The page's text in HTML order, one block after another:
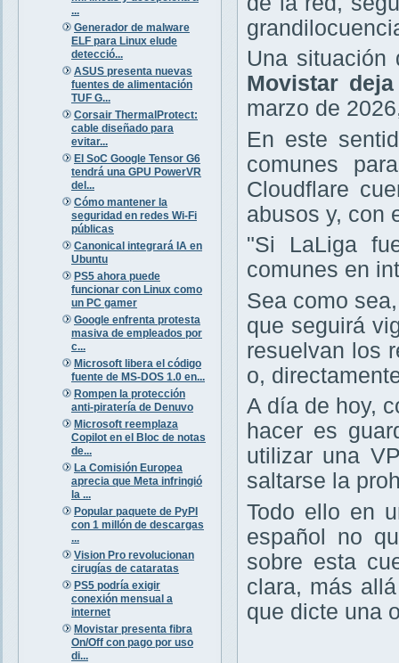
...
Generador de malware
ELF para Linux elude
detecció...
ASUS presenta nuevas
fuentes de alimentación
TUF G...
Corsair ThermalProtect:
cable diseñado para
evitar...
El SoC Google Tensor G6
tendrá una GPU PowerVR
del...
Cómo mantener la
seguridad en redes Wi-Fi
públicas
Canonical integrará IA en
Ubuntu
PS5 ahora puede
funcionar con Linux como
un PC gamer
Google enfrenta protesta
masiva de empleados por
c...
Microsoft libera el código
fuente de MS-DOS 1.0 en...
Rompen la protección
anti-piratería de Denuvo
Microsoft reemplaza
Copilot en el Bloc de notas
de...
La Comisión Europea
aprecia que Meta infringió
la ...
Popular paquete de PyPI
con 1 millón de descargas
...
Vision Pro revolucionan
cirugías de cataratas
PS5 podría exigir
conexión mensual a
internet
Movistar presenta fibra
On/Off con pago por uso
di...
Una
Movistar
marzo de
En este
comunes
Cloudflare
abusos y, con
"Si LaLiga
comunes en
Sea como
que seguirá
resuelvan los
o,
A día de hoy,
hacer es
utilizar una
saltarse la
Todo ello en
español no
sobre esta
clara, más
que dicte una